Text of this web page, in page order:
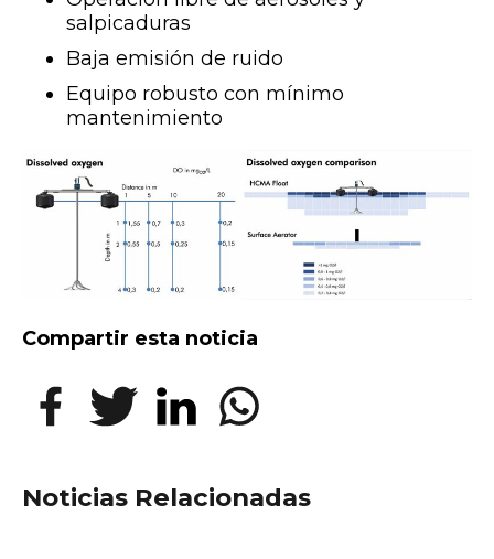
salpicaduras
Baja emisión de ruido
Equipo robusto con mínimo
mantenimiento
Compartir esta noticia
Noticias Relacionadas